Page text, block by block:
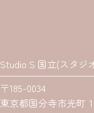
Studio S 国立(スタジ
〒185-0034
東京都国分寺市光町